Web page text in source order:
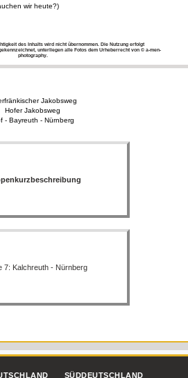
wir heute?)
des Inhalts wird nicht übernommen. Die Nutzung erfolgt
unterliegen alle Fotos dem Urheberrecht von © a-men-
photography.
Jakobsweg
Hofer Jakobsweg
- Bayreuth - Nürnberg
7: Kalchreuth - Nürnberg
SÜDDEUTSCHLAND